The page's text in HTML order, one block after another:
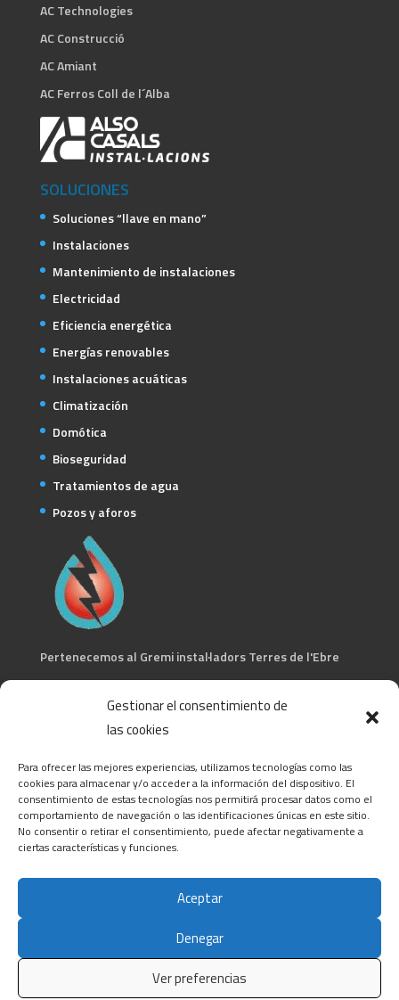
Gestionar el consentimiento de
las cookies
Para ofrecer las mejores experiencias, utilizamos tecnologías como las
cookies para almacenar y/o acceder a la información del dispositivo. El
consentimiento de estas tecnologías nos permitirá procesar datos como el
comportamiento de navegación o las identificaciones únicas en este sitio.
No consentir o retirar el consentimiento, puede afectar negativamente a
ciertas características y funciones.
Aceptar
Denegar
Ver preferencias
AC Technologies
AC Construcció
AC Amiant
AC Ferros Coll de l´Alba
SOLUCIONES
Soluciones “llave en mano”
Instalaciones
Mantenimiento de instalaciones
Electricidad
Eficiencia energética
Energías renovables
Instalaciones acuáticas
Climatización
Domótica
Bioseguridad
Tratamientos de agua
Pozos y aforos
Pertenecemos al Gremi instal·ladors Terres de l'Ebre
CONTACTA
C/ Barcelona, 74 – Tortosa 43500
info@alsocasals.com
CIF: B43831593
Política de privacidad|Política de cookies
legal
© 2022ALSO CASALS. All rights reserved |